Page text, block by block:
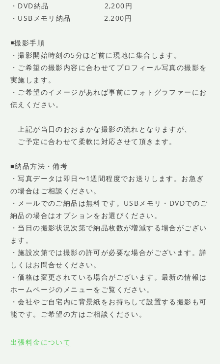
・DVD納品 2,200円
・USBメモリ納品 2,200円
◾️撮影手順
・撮影開始時刻の5分ほど前に現地に集合します。
・ご希望の撮影内容に合わせてプロフィール写真の撮影を
実施します。
・ご希望のイメージがあれば事前にフォトグラファーにお
伝えください。
上記が当日のおおまかな撮影の流れとなりますが、
ご予定に合わせて柔軟に対応させて頂きます。
■納品方法・備考
・写真データは即日〜1週間程度でお送りします。お急ぎ
の場合はご相談ください。
・メールでのご納品は無料です。USBメモリ・DVDでのご
納品の場合はオプションをお選びください。
・当日の撮影状況次第で納品枚数が増減する場合がござい
ます。
・施設次第では撮影の許可が必要な場合がございます。詳
しくはお問合せください。
・価格は変更されている場合がございます。最新の情報は
ホームページのメニューをご覧ください。
・会社やご自宅内に背景紙をお持ちして設置する撮影も可
能です。ご希望の方はご相談ください。
出張料金について